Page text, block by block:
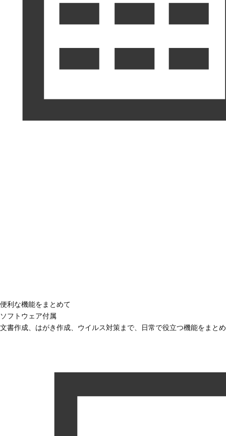
便利な機能をまとめて
ソフトウェア付属
文書作成、はがき作成、ウイルス対策まで、日常で役立つ機能をまと